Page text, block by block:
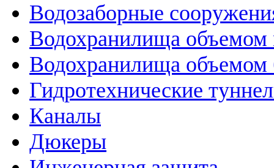
Водозаборные
Водохранилища
Водохранилища объемом
Гидротехнические
Каналы
Дюкеры